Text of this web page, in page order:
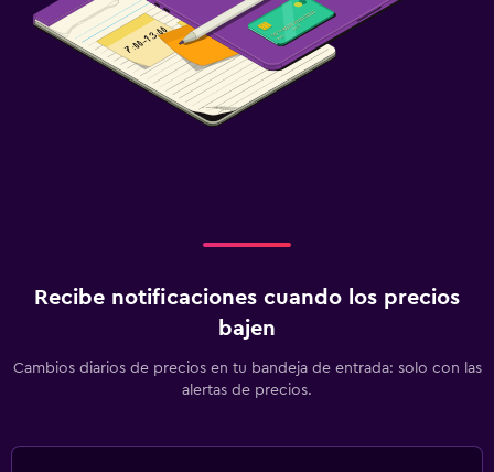
Recibe notificaciones cuando los precios
bajen
Cambios diarios de precios en tu bandeja de entrada: solo con las
alertas de precios.